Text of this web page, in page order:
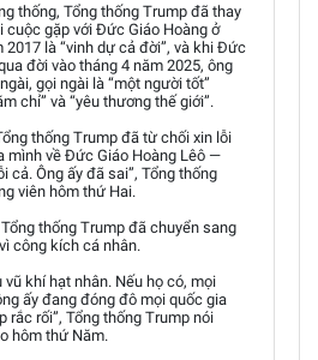
thống, Tổng thống Trump đã thay
cuộc gặp với Đức Giáo Hoàng ở
2017 là “vinh dự cả đời”, và khi Đức
đời vào tháng 4 năm 2025, ông
gọi ngài là “một người tốt”
chỉ” và “yêu thương thế giới”.
thống Trump đã từ chối xin lỗi
mình về Đức Giáo Hoàng Lêô —
cả. Ông ấy đã sai”, Tổng thống
viên hôm thứ Hai.
thống Trump đã chuyển sang
công kích cá nhân.
khí hạt nhân. Nếu họ có, mọi
ấy đang đóng đô mọi quốc gia
rắc rối”, Tổng thống Trump nói
hôm thứ Năm.